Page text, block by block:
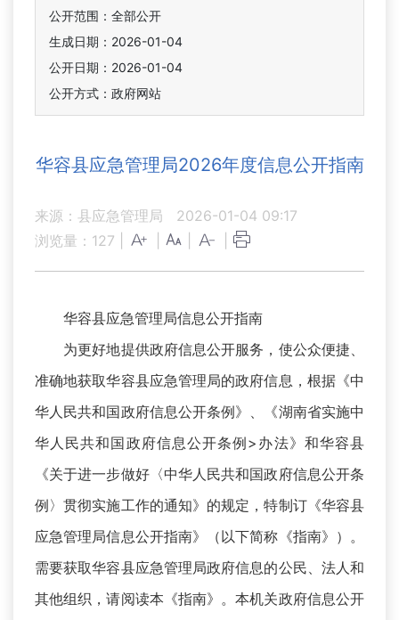
公开范围：全部公开
生成日期：2026-01-04
公开日期：2026-01-04
公开方式：政府网站
华容县应急管理局2026年度信息公开指南
来源：县应急管理局
2026-01-04 09:17
浏览量： 127
华容县应急管理局信息公开指南
为更好地提供政府信息公开服务，使公众便捷、
准确地获取华容县应急管理局的政府信息，根据《中
华人民共和国政府信息公开条例》、《湖南省实施中
华人民共和国政府信息公开条例>办法》和华容县
《关于进一步做好〈中华人民共和国政府信息公开条
例〉贯彻实施工作的通知》的规定，特制订《华容县
应急管理局信息公开指南》（以下简称《指南》）。
需要获取华容县应急管理局政府信息的公民、法人和
其他组织，请阅读本《指南》。本机关政府信息公开